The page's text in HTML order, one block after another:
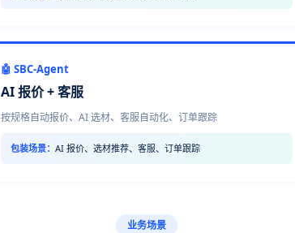
🤖 SBC-Agent
AI 报价 + 客服
按规格自动报价、AI 选材、客服自动化、订单跟踪
包装场景： AI 报价、选材推荐、客服、订单跟踪
业务场景